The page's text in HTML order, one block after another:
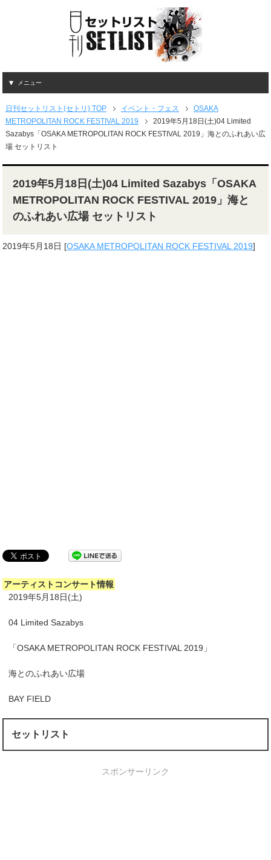
メニュー
日刊セットリスト(セトリ) TOP イベント・フェス
OSAKA
METROPOLITAN ROCK FESTIVAL 2019
2019年5月18日(土)04 Limited
Sazabys「OSAKA METROPOLITAN ROCK FESTIVAL 2019」海とのふれあい広
場 セットリスト
2019年5月18日(土)04 Limited Sazabys「OSAKA
METROPOLITAN ROCK FESTIVAL 2019」海と
のふれあい広場 セットリスト
2019年5月18日 [OSAKA METROPOLITAN ROCK FESTIVAL 2019]
アーティストコンサート情報
2019年5月18日(土)
04 Limited Sazabys
「OSAKA METROPOLITAN ROCK FESTIVAL 2019」
海とのふれあい広場
BAY FIELD
セットリスト
スポンサーリンク